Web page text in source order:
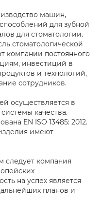
машин,
для зубной
для стоматологии.
стоматологической
компании постоянного
инвестиций в
и технологий,
сотрудников.
осуществляется в
качества.
EN ISO 13485: 2012.
имеют
следует компания
на успех является
планов и